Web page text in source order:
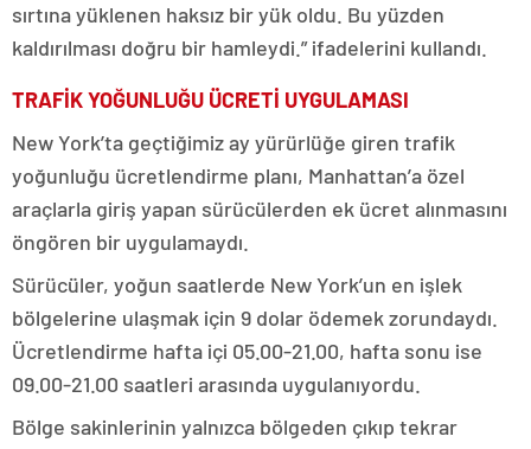
sırtına yüklenen haksız bir yük oldu. Bu yüzden
kaldırılması doğru bir hamleydi.” ifadelerini kullandı.
TRAFİK YOĞUNLUĞU ÜCRETİ UYGULAMASI
New York’ta geçtiğimiz ay yürürlüğe giren trafik
yoğunluğu ücretlendirme planı, Manhattan’a özel
araçlarla giriş yapan sürücülerden ek ücret alınmasını
öngören bir uygulamaydı.
Sürücüler, yoğun saatlerde New York’un en işlek
bölgelerine ulaşmak için 9 dolar ödemek zorundaydı.
Ücretlendirme hafta içi 05.00-21.00, hafta sonu ise
09.00-21.00 saatleri arasında uygulanıyordu.
Bölge sakinlerinin yalnızca bölgeden çıkıp tekrar